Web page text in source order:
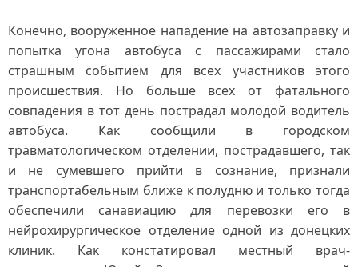
Конечно, вооруженное нападение на автозаправку и
попытка угона автобуса с пассажирами стало
страшным событием для всех участников этого
происшествия. Но больше всех от фатального
совпадения в тот день пострадал молодой водитель
автобуса. Как сообщили в городском
травматологическом отделении, пострадавшего, так
и не сумевшего прийти в сознание, признали
транспортабельным ближе к полудню и только тогда
обеспечили санавиацию для перевозки его в
нейрохирургическое отделение одной из донецких
клиник. Как констатировал местный врач-